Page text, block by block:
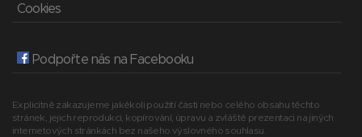
Cookies
Podpořte nás na Facebooku
Explicitně zakazujeme jakékoli použití části nebo celého obsahu těchto
stránek, jejich reprodukci, kopírování, úpravu a zvláště prezentaci na jiných
internetových stránkách bez našeho výslovného souhlasu.